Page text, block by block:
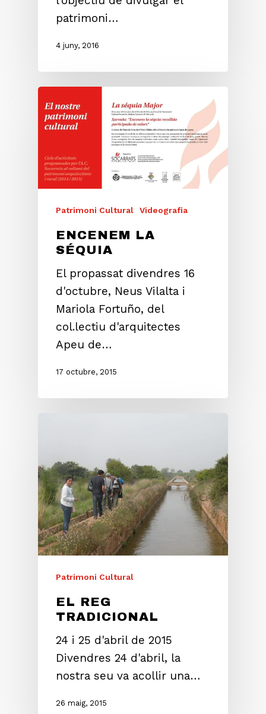
patrimoni…
4 juny, 2016
Patrimoni Cultural Videografia
ENCENEM LA
SÉQUIA
El propassat divendres 16
d'octubre, Neus Vilalta i
Mariola Fortuño, del
col.lectiu d'arquitectes
Apeu de…
17 octubre, 2015
Patrimoni Cultural
EL REG
TRADICIONAL
24 i 25 d'abril de 2015
Divendres 24 d'abril, la
nostra seu va acollir una…
26 maig, 2015